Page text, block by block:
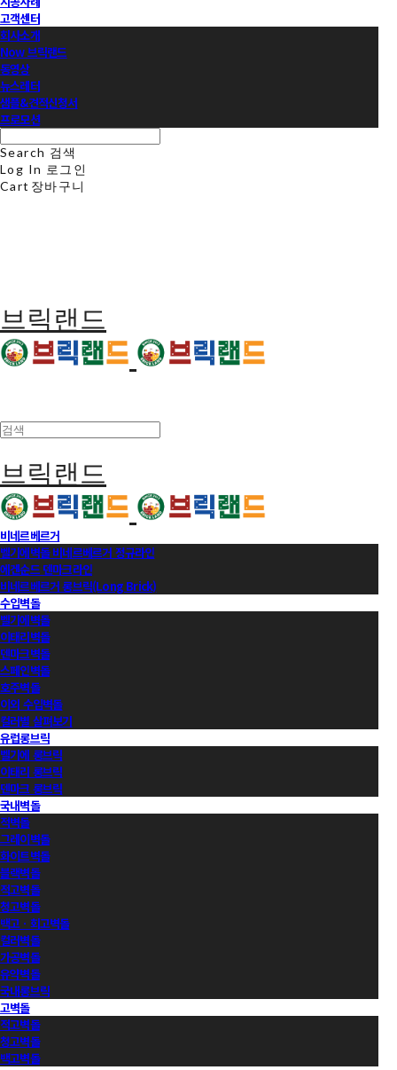
고객센터
회사소개
Now 브릭랜드
동영상
뉴스레터
샘플&견적신청서
프로모션
Search 검색
Log In 로그인
Cart 장바구니
브릭랜드
브릭랜드
비네르베르거
벨기에벽돌 비네르베르거 정규라인
에겐순드 덴마크라인
비네르베르거 롱브릭(Long Brick)
수입벽돌
벨기에벽돌
이태리벽돌
덴마크벽돌
스페인벽돌
호주벽돌
이외 수입벽돌
컬러별 살펴보기
유럽롱브릭
벨기에 롱브릭
이태리 롱브릭
덴마크 롱브릭
국내벽돌
적벽돌
그레이벽돌
화이트벽돌
블랙벽돌
적고벽돌
청고벽돌
백고ㆍ회고벽돌
컬러벽돌
가공벽돌
유약벽돌
국내롱브릭
고벽돌
적고벽돌
청고벽돌
백고벽돌